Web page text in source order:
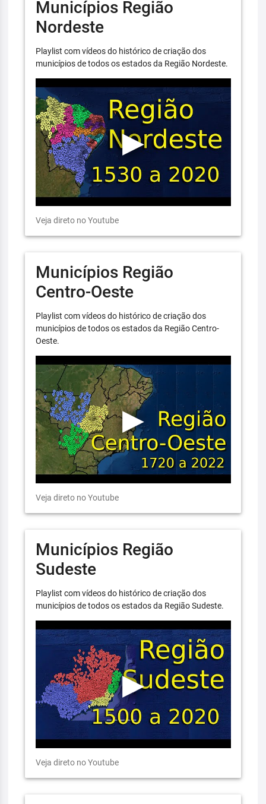
Municípios Região
Nordeste
Playlist com vídeos do histórico de criação dos
municípios de todos os estados da Região Nordeste.
Veja direto no Youtube
Municípios Região
Centro-Oeste
Playlist com vídeos do histórico de criação dos
municípios de todos os estados da Região Centro-
Oeste.
Veja direto no Youtube
Municípios Região
Sudeste
Playlist com vídeos do histórico de criação dos
municípios de todos os estados da Região Sudeste.
Veja direto no Youtube